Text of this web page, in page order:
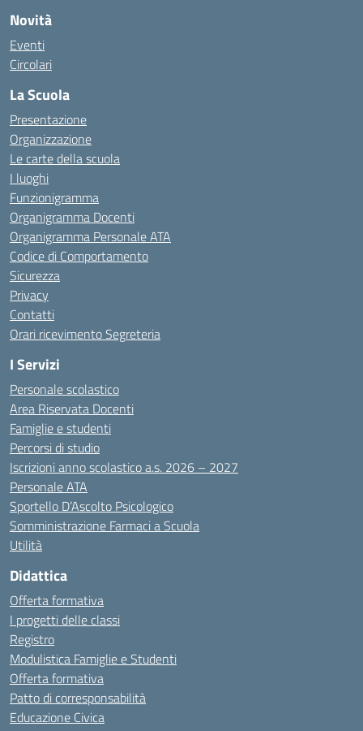
Novità
Eventi
Circolari
La Scuola
Presentazione
Organizzazione
Le carte della scuola
I luoghi
Funzionigramma
Organigramma Docenti
Organigramma Personale ATA
Codice di Comportamento
Sicurezza
Privacy
Contatti
Orari ricevimento Segreteria
I Servizi
Personale scolastico
Area Riservata Docenti
Famiglie e studenti
Percorsi di studio
Iscrizioni anno scolastico a.s. 2026 – 2027
Personale ATA
Sportello D’Ascolto Psicologico
Somministrazione Farmaci a Scuola
Utilità
Didattica
Offerta formativa
I progetti delle classi
Registro
Modulistica Famiglie e Studenti
Offerta formativa
Patto di corresponsabilità
Educazione Civica